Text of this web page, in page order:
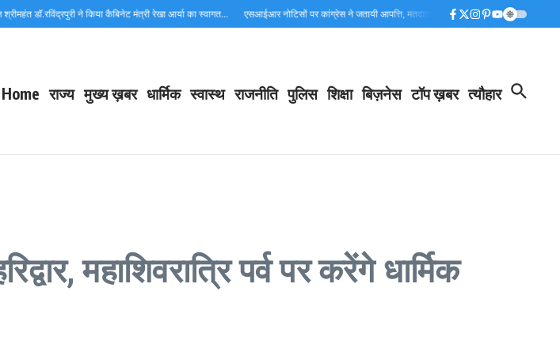
डॉ.रविंद्रपुरी ने किया कैबिनेट मंत्री रेखा आर्या का स्वागत… एसआईआर नोटिसों पर कांग्रेस ने जतायी आपत्ति, मतदाताओं को परेशान करने का लगाया आरोप…
Home राज्य मुख्य ख़बर धार्मिक स्वास्थ राजनीति पुलिस शिक्षा बिज़नेस टॉप ख़बर त्यौहार
महाशिवरात्रि पर्व पर करेंगे धार्मिक